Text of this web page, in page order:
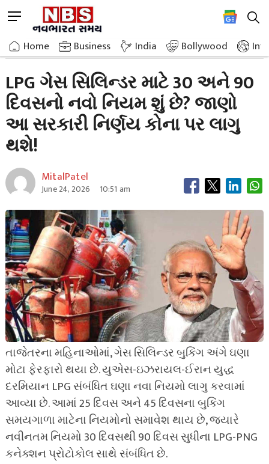
to
content
M
n
u
t
t
o
Home Business India Bollywood
Home»Breaking News»What Is The New Rule Of 30 And 90 Days For Lpg
LPG ગેસ સિલિન્ડર માટે 30 અને 90
દિવસનો નવો નિયમ શું છે? જાણો
આ સરકારી નિર્ણય કોના પર લાગુ
થશે!
MitalPatel
June 24, 2026 10:51 am
તાજેતરના મહિનાઓમાં, ગેસ સિલિન્ડર બુકિંગ અંગે ઘણા
મોટા ફેરફારો થયા છે. યુએસ-ઇઝરાયલ-ઈરાન યુદ્ધ
દરમિયાન LPG સંબંધિત ઘણા નવા નિયમો લાગુ કરવામાં
આવ્યા છે. આમાં 25 દિવસ અને 45 દિવસના બુકિંગ
સમયગાળા માટેના નિયમોનો સમાવેશ થાય છે, જ્યારે
નવીનતમ નિયમો 30 દિવસથી 90 દિવસ સુધીના LPG-PNG
કનેક્શન પ્રોટોકોલ સાથે સંબંધિત છે.